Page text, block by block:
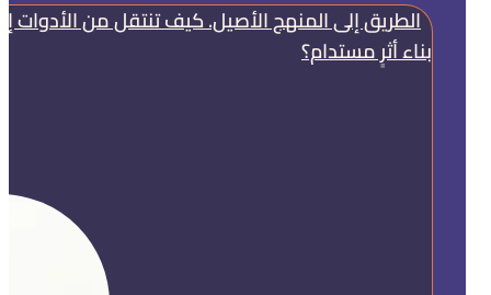
الطريق إلى المنهج الأصيل. كيف تنتقل من الأدوات
بناء أثرٍ مستدام؟